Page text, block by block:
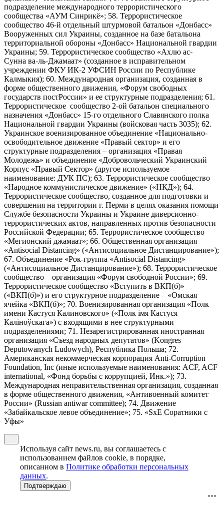
подразделение международного террористического
сообщества «АУМ Синрикё»; 58. Террористическое
сообщество 46-й отдельный штурмовой батальон «Донбасс»
Вооруженных сил Украины, созданное на базе батальона
территориальной обороны «Донбасс» Национальной гвардии
Украины; 59. Террористическое сообщество «Ахлю ас-
Сунна ва-ль-Джамаат» (созданное в исправительном
учреждении ФКУ ИК-2 УФСИН России по Республике
Калмыкия); 60. Международная организация, созданная в
форме общественного движения, «Форум свободных
государств постРоссии» и ее структурные подразделения; 61.
Террористическое сообщество 2-ой батальон специального
назначения «Донбасс» 15-го отдельного Славянского полка
Национальной гвардии Украины (войсковая часть 3035); 62.
Украинское военизированное объединение «Национально-
освободительное движение «Правый сектор» и его
структурные подразделения – организация «Правая
Молодежь» и объединение «Добровольческий Украинский
Корпус «Правый Сектор» (другое используемое
наименование: ДУК ПС); 63. Террористическое сообщество
«Народное коммунистическое движение» («НКД»); 64.
Террористическое сообщество, созданное для подготовки и
совершения на территории г. Перми в целях оказания помощи
Службе безопасности Украины и Украине диверсионно-
террористических актов, направленных против безопасности
Российской Федерации; 65. Террористическое сообщество
«Мегионский джамаат»; 66. Общественная организация
«Antisocial Distancing» («Антисоциальное Дистанцирование»);
67. Объединение «Рок-группа «Antisocial Distancing»
(«Антисоциальное Дистанцирование»); 68. Террористическое
сообщество – организация «Форум свободной России»; 69.
Террористическое сообщество «Вступить в ВКП(б)»
(«ВКП(б)») и его структурное подразделение – «Омская
ячейка «ВКП(б)»; 70. Военизированная организация «Полк
имени Кастуся Калиновского» («Полк iмя Кастуся
Калiноўскага») с входящими в нее структурными
подразделениями; 71. Незарегистрированная иностранная
организация «Съезд народных депутатов» (Kongres
Deputowanych Ludowych), Республика Польша; 72.
Американская некоммерческая корпорация Anti-Corruption
Foundation, Inc (иные используемые наименования: ACF, ACF
international, «Фонд борьбы с коррупцией, Инк.»); 73.
Международная неправительственная организация, созданная
в форме общественного движения, «Антивоенный комитет
России» (Russian antiwar committee); 74. Движение
«Забайкальское левое объединение»; 75. «SxE Соратники с
Уфы»
Используя сайт news.ru, вы соглашаетесь с
использованием файлов cookie, в порядке,
описанном в Политике обработки персональных
данных.
Подтверждаю